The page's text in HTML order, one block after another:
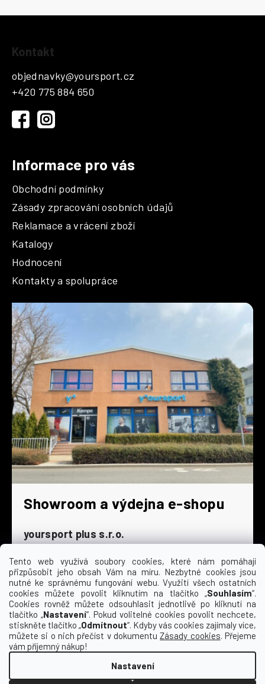
Tento web využívá soubory cookies, které nám pomáhají
přizpůsobit jeho obsah Vám na míru. Nezbytné cookies jsou
nutné ke správnému fungování webu. Využití všech ostatních
cookies můžete povolit kliknutím na tlačítko „Souhlasím“.
Cookies rovněž můžete odsouhlasit jednotlivě po kliknutí na
tlačítko „Nastavení“. Pokud volitelné cookies povolit nechcete,
stiskněte tlačítko „Odmítnout“. Kdyby vás cookies zajímaly více,
můžete si o nich přečíst v dokumentuZásady cookies. Přejeme
vám příjemný nákup!
Nastavení
Kontakt
objednavky@yoursport.cz
+420 775 884 650
Informace pro vás
Obchodní podmínky
Zásady zpracování osobních údajů
Reklamace a vrácení zboží
Katalogy
Hodnocení
Kontakty a spolupráce
Showroom a výdejna e-shopu
yoursport plus s.r.o.
Dyjská 845/4
196 00 Praha 9 - Čakovice
Po - Čt
9:00 - 16:30
Pá
9:00 - 15:30
So
zavřeno
Ne
zavřeno